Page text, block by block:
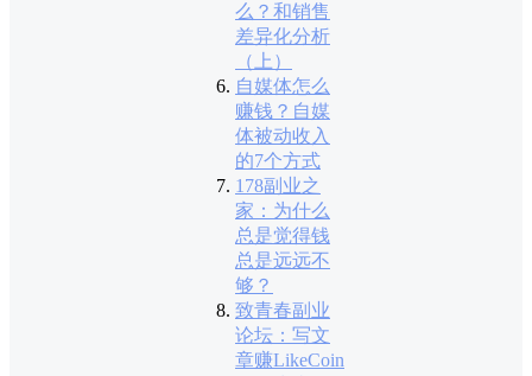
么？和销售
差异化分析
（上）
自媒体怎么
赚钱？自媒
体被动收入
的7个方式
178副业之
家：为什么
总是觉得钱
总是远远不
够？
致青春副业
论坛：写文
章赚LikeCoin